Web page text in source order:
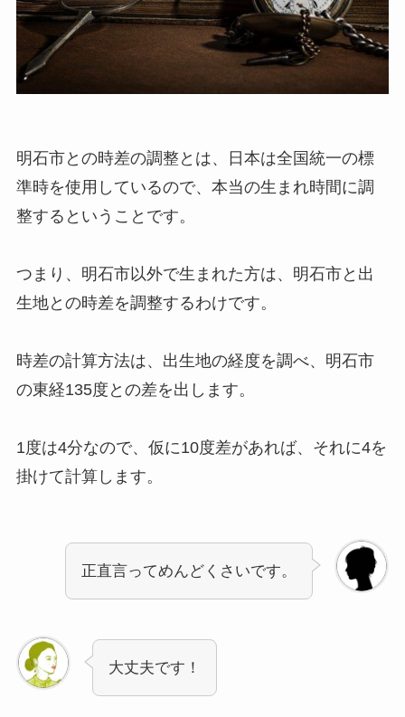
明石市との時差の調整とは、日本は全国統一の標
準時を使用しているので、本当の生まれ時間に調
整するということです。
つまり、明石市以外で生まれた方は、明石市と出
生地との時差を調整するわけです。
時差の計算方法は、出生地の経度を調べ、明石市
の東経135度との差を出します。
1度は4分なので、仮に10度差があれば、それに4を
掛けて計算します。
正直言ってめんどくさいです。
大丈夫です！